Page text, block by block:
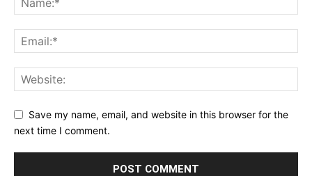
Save my name, email, and website in this browser for the
next time I comment.